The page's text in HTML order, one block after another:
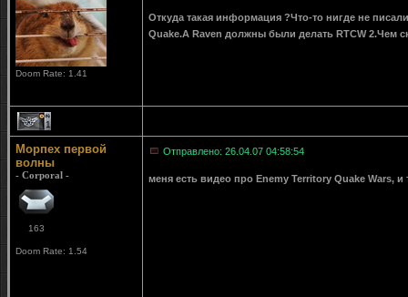
Doom Rate: 1.41
Откуда такая информация ?Что-то нигде не
Quake.А Raven должны были делать RTCW 2.Чем
1
Морпех первой
волны
- Corporal -
163
Doom Rate: 1.54
Отправлено: 26.04.07 04:58:54
меня есть видео про Enemy Territory Quake Wars, и